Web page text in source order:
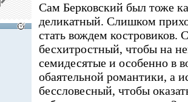
Сам Берковский был тоже
деликатный. Слишком
стать вождем
бесхитростный, чтобы на
семидесятые и особенно в
обаятельной романтики, а
бессловесный, чтобы